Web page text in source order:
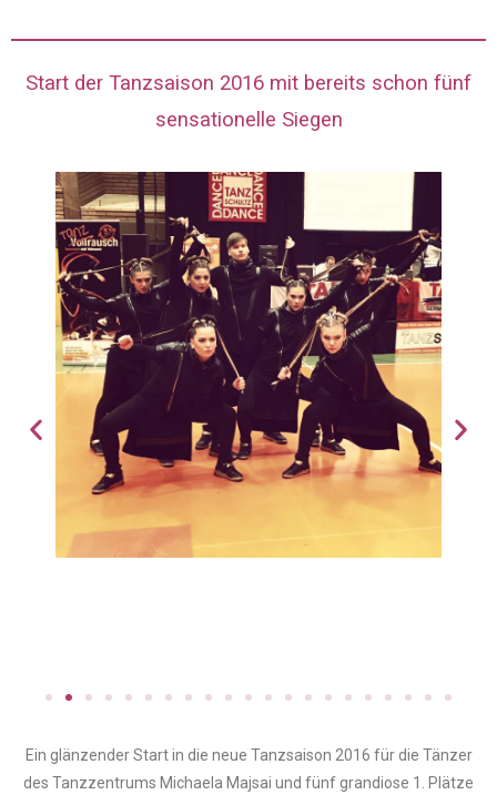
Start der Tanzsaison 2016 mit bereits schon fünf
sensationelle Siegen
Ein glänzender Start in die neue Tanzsaison 2016 für die Tänzer
des Tanzzentrums Michaela Majsai und fünf grandiose 1. Plätze